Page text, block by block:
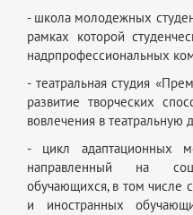
- школа молодежных
рамках которой
надрпрофессиональных
- театральная студия
развитие творческих
вовлечения в театральную
- цикл адаптационных
направленный на
обучающихся, в том числе
и иностранных